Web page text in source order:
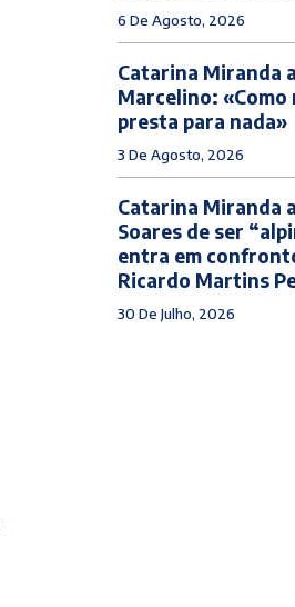
6 De Agosto, 2026
Catarina Miranda
Marcelino:
presta para nada»
3 De Agosto, 2026
Catarina Miranda
Soares de ser
entra em
Ricardo Martins
30 De Julho, 2026